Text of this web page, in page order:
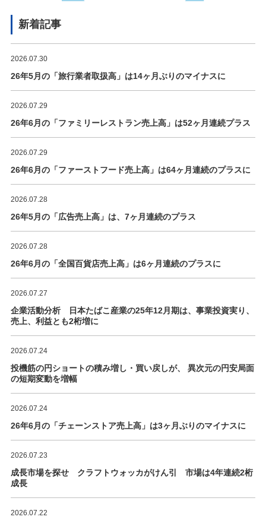
新着記事
2026.07.30
26年5月の「旅行業者取扱高」は14ヶ月ぶりのマイナスに
2026.07.29
26年6月の「ファミリーレストラン売上高」は52ヶ月連続プラス
2026.07.29
26年6月の「ファーストフード売上高」は64ヶ月連続のプラスに
2026.07.28
26年5月の「広告売上高」は、7ヶ月連続のプラス
2026.07.28
26年6月の「全国百貨店売上高」は6ヶ月連続のプラスに
2026.07.27
企業活動分析 日本たばこ産業の25年12月期は、事業投資実り、
売上、利益とも2桁増に
2026.07.24
投機筋の円ショートの積み増し・買い戻しが、 異次元の円安局面
の短期変動を増幅
2026.07.24
26年6月の「チェーンストア売上高」は3ヶ月ぶりのマイナスに
2026.07.23
成長市場を探せ クラフトウォッカがけん引 市場は4年連続2桁
成長
2026.07.22